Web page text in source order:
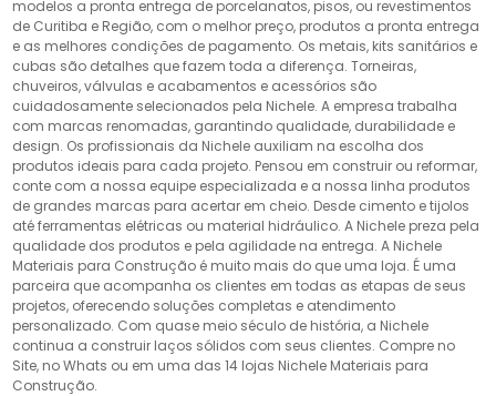
modelos a pronta entrega de porcelanatos, pisos, ou revestimentos
de Curitiba e Região, com o melhor preço, produtos a pronta entrega
e as melhores condições de pagamento. Os metais, kits sanitários e
cubas são detalhes que fazem toda a diferença. Torneiras,
chuveiros, válvulas e acabamentos e acessórios são
cuidadosamente selecionados pela Nichele. A empresa trabalha
com marcas renomadas, garantindo qualidade, durabilidade e
design. Os profissionais da Nichele auxiliam na escolha dos
produtos ideais para cada projeto. Pensou em construir ou reformar,
conte com a nossa equipe especializada e a nossa linha produtos
de grandes marcas para acertar em cheio. Desde cimento e tijolos
até ferramentas elétricas ou material hidráulico. A Nichele preza pela
qualidade dos produtos e pela agilidade na entrega. A Nichele
Materiais para Construção é muito mais do que uma loja. É uma
parceira que acompanha os clientes em todas as etapas de seus
projetos, oferecendo soluções completas e atendimento
personalizado. Com quase meio século de história, a Nichele
continua a construir laços sólidos com seus clientes. Compre no
Site, no Whats ou em uma das 14 lojas Nichele Materiais para
Construção.